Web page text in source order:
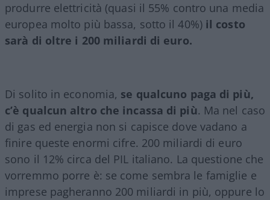
produrre elettricità (quasi il 55% contro una media
europea molto più bassa, sotto il 40%)il costo
sarà di oltre i 200 miliardi di euro.
Di solito in economia, se qualcuno paga di più,
c’è qualcun altro che incassa di più. Ma nel caso
di gas ed energia non si capisce dove vadano a
finire queste enormi cifre. 200 miliardi di euro
sono il 12% circa del PIL italiano. La questione che
vorremmo porre è: se come sembra le famiglie e
imprese pagheranno 200 miliardi in più, oppure lo